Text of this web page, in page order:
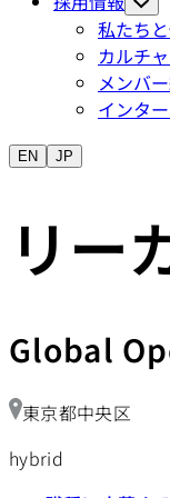
私たち
カルチ
メンバ
インタ
EN JP
リー
Global
東京都中央区
hybrid